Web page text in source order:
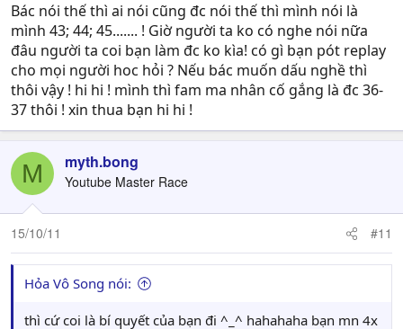
Bác nói thế thì ai nói cũng đc nói thế thì mình nói là
mình 43; 44; 45....... ! Giờ người ta ko có nghe nói nữa
đâu người ta coi bạn làm đc ko kìa! có gì bạn pót replay
cho mọi người hoc hỏi ? Nếu bác muốn dấu nghề thì
thôi vậy ! hi hi ! mình thì fam ma nhân cố gắng là đc 36-
37 thôi ! xin thua bạn hi hi !
M myth.bong
Youtube Master Race
15/10/11 #11
Hỏa Vô Song nói:
thì cứ coi là bí quyết của bạn đi ^_^ hahahaha bạn mn 4x